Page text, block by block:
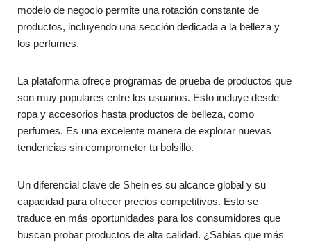
modelo de negocio permite una rotación constante de
productos, incluyendo una sección dedicada a la belleza y
los perfumes.
La plataforma ofrece programas de prueba de productos que
son muy populares entre los usuarios. Esto incluye desde
ropa y accesorios hasta productos de belleza, como
perfumes. Es una excelente manera de explorar nuevas
tendencias sin comprometer tu bolsillo.
Un diferencial clave de Shein es su alcance global y su
capacidad para ofrecer precios competitivos. Esto se
traduce en más oportunidades para los consumidores que
buscan probar productos de alta calidad. ¿Sabías que más